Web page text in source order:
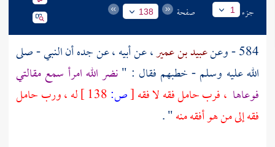
جزء 1 صفحة 138
584 - وعن عبيد بن عمير، عن أبيه ، عن جده أن النبي - صلى
الله عليه وسلم - خطبهم فقال : "نضر الله امرأ سمع مقالتي
فوعاها ، فرب حامل فقه لا فقه[ص:
له ، ورب حامل
فقه إلى من هو أفقه منه" .